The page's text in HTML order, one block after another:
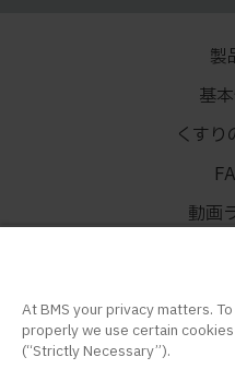
製
基
くすり
動画
サイ
At BMS your privacy matters.
properly we use certain
(“Strictly Necessary”).